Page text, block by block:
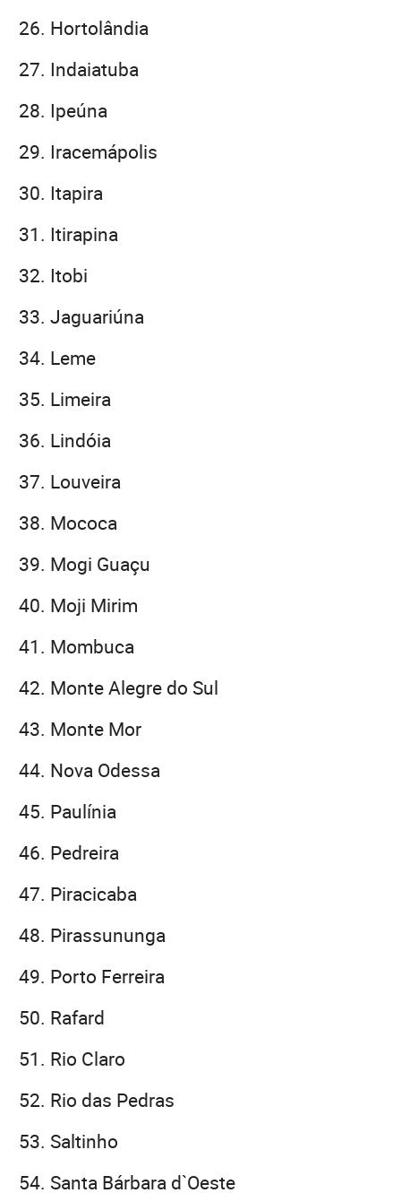
Hortolândia
Indaiatuba
Ipeúna
Iracemápolis
Itapira
Itirapina
Itobi
Jaguariúna
Leme
Limeira
Lindóia
Louveira
Mococa
Mogi Guaçu
Moji Mirim
Mombuca
Monte Alegre do Sul
Monte Mor
Nova Odessa
Paulínia
Pedreira
Piracicaba
Pirassununga
Porto Ferreira
Rafard
Rio Claro
Rio das Pedras
Saltinho
Santa Bárbara d`Oeste